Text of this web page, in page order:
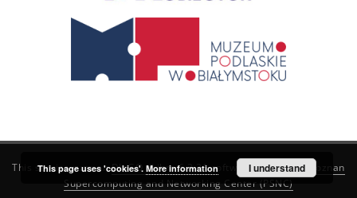
This service runs onDInGO dLibra 6.3.21software created by
Poznan
Supercomputing and Networking Center (PSNC)
This page uses 'cookies'. More information I understand